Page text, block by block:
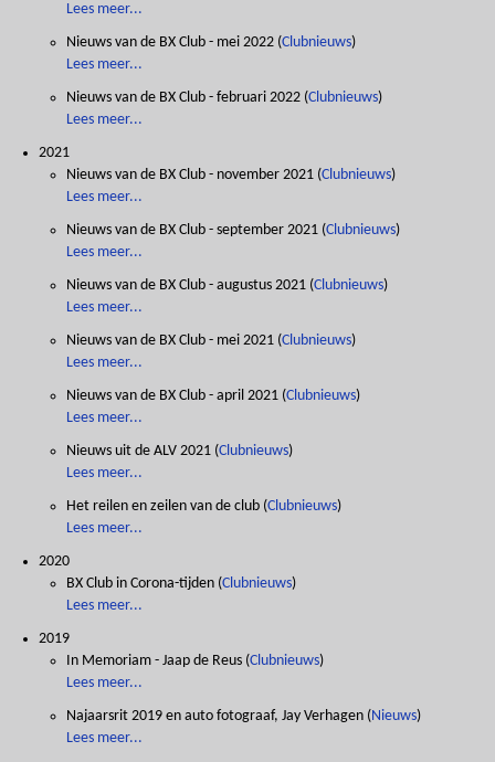
Lees meer...
Nieuws van de BX Club - mei 2022 (Clubnieuws)
Lees meer...
Nieuws van de BX Club - februari 2022 (Clubnieuws)
Lees meer...
2021
Nieuws van de BX Club - november 2021 (Clubnieuws)
Lees meer...
Nieuws van de BX Club - september 2021 (Clubnieuws)
Lees meer...
Nieuws van de BX Club - augustus 2021 (Clubnieuws)
Lees meer...
Nieuws van de BX Club - mei 2021 (Clubnieuws)
Lees meer...
Nieuws van de BX Club - april 2021 (Clubnieuws)
Lees meer...
Nieuws uit de ALV 2021 (Clubnieuws)
Lees meer...
Het reilen en zeilen van de club (Clubnieuws)
Lees meer...
2020
BX Club in Corona-tijden (Clubnieuws)
Lees meer...
2019
In Memoriam - Jaap de Reus (Clubnieuws)
Lees meer...
Najaarsrit 2019 en auto fotograaf, Jay Verhagen (Nieuws)
Lees meer...